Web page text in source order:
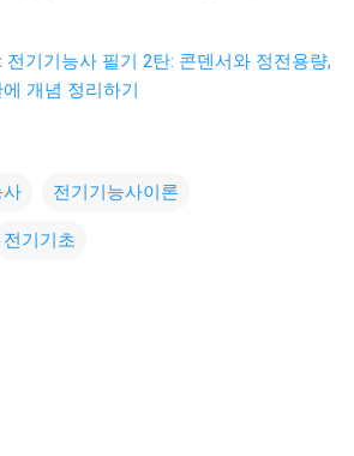
전기기능사 필기 2탄: 콘덴서와 정전용량,
개념 정리하기
사 전기기능사이론
전기기초